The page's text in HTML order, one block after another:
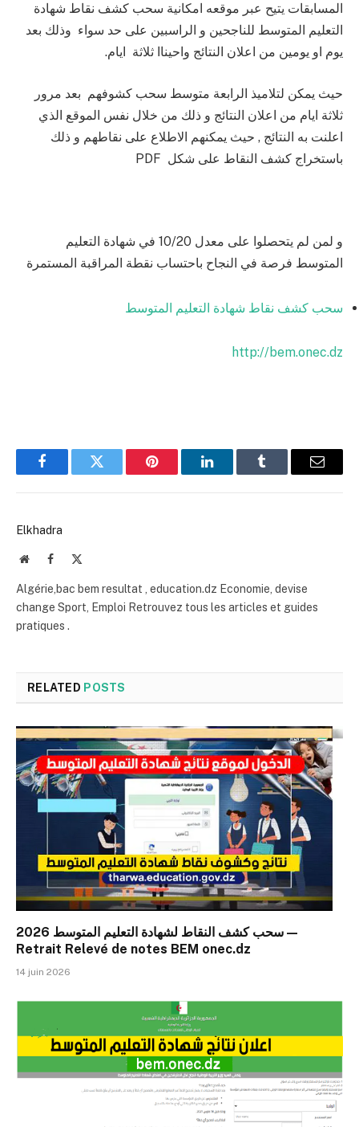
المسابقات يتيح عبر موقعه امكانية سحب كشف نقاط شهادة
التعليم المتوسط للناجحين و الراسبين على حد سواء وذلك بعد
يوم او يومين من اعلان النتائج واحيناا ثلاثة ايام.
حيث يمكن لتلاميذ الرابعة متوسط سحب كشوفهم بعد مرور
ثلاثة ايام من اعلان النتائج و ذلك من خلال نفس الموقع الذي
اعلنت به النتائج , حيث يمكنهم الاطلاع على نقاطهم و ذلك
باستخراج كشف النقاط على شكل PDF
و لمن لم يتحصلوا على معدل 10/20 في شهادة التعليم
المتوسط فرصة في النجاح باحتساب نقطة المراقبة المستمرة
سحب كشف نقاط شهادة التعليم المتوسط
http://bem.onec.dz
FacebookTwitter Pinterest LinkedInTumblr Email
Elkhadra
WebsiteFacebook
Algérie,bac bem resultat , education.dz Economie, devise
change Sport, Emploi Retrouvez tous les articles et guides
pratiques .
RELATED POSTS
سحب كشف النقاط لشهادة التعليم المتوسط 2026 —
Retrait Relevé de notes BEM onec.dz
14 juin 2026